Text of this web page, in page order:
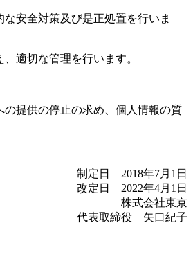
安全対策及び是正処置を行いま
適切な管理を行います。
提供の停止の求め、個人情報の質
制定日 2018年7月1日
改定日 2022年4月1日
株式会社東京
代表取締役 矢口紀子